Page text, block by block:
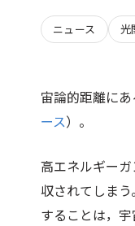
ニュース 光
宙論的距離に
ース）。
高エネルギー
収されてしま
することは，